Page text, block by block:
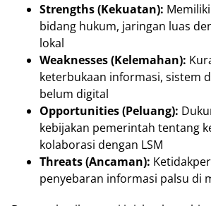
Strengths (Kekuatan):
bidang hukum, jaringan luas
lokal
Weaknesses (Kelemahan):
keterbukaan informasi, sistem
belum digital
Opportunities (Peluang):
kebijakan pemerintah tentang
kolaborasi dengan LSM
Threats (Ancaman):
penyebaran informasi palsu di